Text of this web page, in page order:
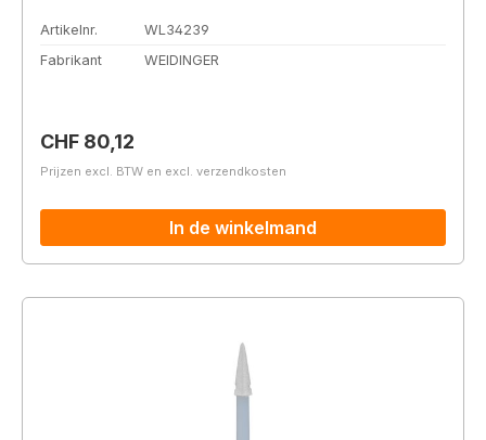
Artikelnr.
WL34239
Fabrikant
WEIDINGER
Normale prijs:
CHF 80,12
Prijzen excl. BTW en excl. verzendkosten
In de winkelmand